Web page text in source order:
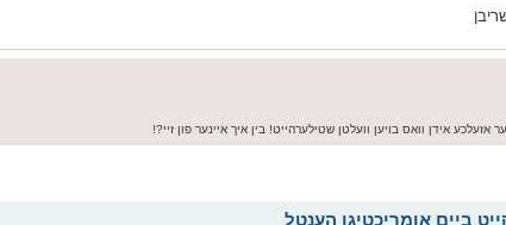
אזעלכע אידן וואס בויען וועלטן שטילערהייט! בין איך איינער פון זיי?!